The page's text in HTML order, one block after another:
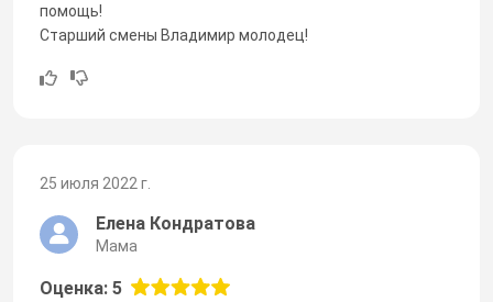
помощь!
Старший смены Владимир молодец!
25 июля 2022 г.
Елена Кондратова
Мама
Оценка: 5